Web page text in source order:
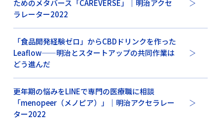
ためのメタバース「CAREVERSE」｜明治アクセ
ラレーター2022
「食品開発経験ゼロ」からCBDドリンクを作った
Leaflow——明治とスタートアップの共同作業は
どう進んだ
更年期の悩みをLINEで専門の医療職に相談
「menopeer（メノピア）」｜明治アクセラレー
ター2022